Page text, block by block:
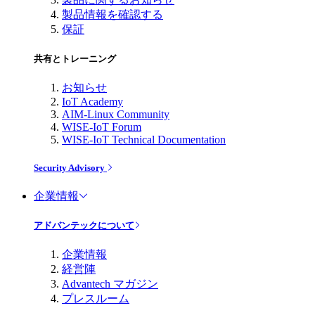
製品情報を確認する
保証
共有とトレーニング
お知らせ
IoT Academy
AIM-Linux Community
WISE-IoT Forum
WISE-IoT Technical Documentation
Security Advisory
企業情報
アドバンテックについて
企業情報
経営陣
Advantech マガジン
プレスルーム